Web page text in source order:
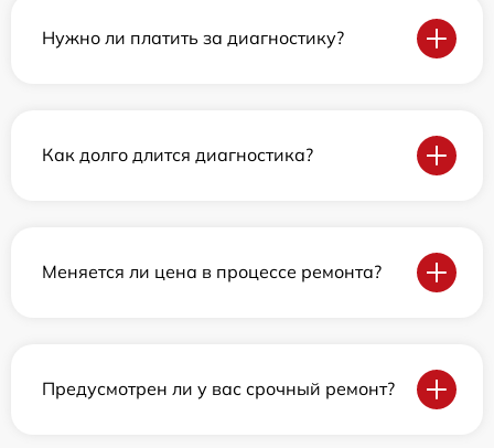
Нужно ли платить за диагностику?
Как долго длится диагностика?
Меняется ли цена в процессе ремонта?
Предусмотрен ли у вас срочный ремонт?